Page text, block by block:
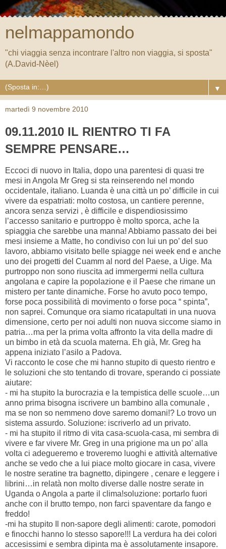
nelmappamondo
"chi viaggia senza incontrare l'altro non viaggia, si sposta"
(A.David-Nèel)
▼
martedì 9 novembre 2010
09.11.2010 IL RIENTRO TI FA
SEMPRE PENSARE…
Eccoci di nuovo in Italia, dopo una parentesi di quasi tre
mesi in Angola Mr Greg si sta reinserendo nel mondo
occidentale, italiano. Luanda è una città un po’ difficile in cui
vivere da espatriati: molto costosa, un cantiere perenne,
ancora senza servizi , è difficile e dispendiosissimo
l’accesso sanitario e purtroppo è molto sporca, ache la
spiaggia che sarebbe una manna! Abbiamo passato dei bei
mesi insieme a Matte, ho condiviso con lui un po’ del suo
lavoro, abbiamo visitato belle spiagge nei week end e anche
uno dei progetti del Cuamm al nord del Paese, a Uige. Ma
purtroppo non sono riuscita ad immergermi nella cultura
angolana e capire la popolazione e il Paese che rimane un
mistero per tante dinamiche. Forse ho avuto poco tempo,
forse poca possibilità di movimento o forse poca “ spinta”,
non saprei. Comunque ora siamo ricatapultati in una nuova
dimensione, certo per noi adulti non nuova siccome siamo in
patria…ma per la prima volta affronto la vita della madre di
un bimbo in età da scuola materna. Eh già, Mr. Greg ha
appena iniziato l’asilo a Padova.
Vi racconto le cose che mi hanno stupito di questo rientro e
le soluzioni che sto tentando di trovare, sperando ci possiate
aiutare:
- mi ha stupito la burocrazia e la tempistica delle scuole…un
anno prima bisogna iscrivere un bambino alla comunale ,
ma se non so nemmeno dove saremo domani!? Lo trovo un
sistema assurdo. Soluzione: iscriverlo ad un privato.
- mi ha stupito il ritmo di vita casa-scuola-casa, mi sembra di
vivere e far vivere Mr. Greg in una prigione ma un po’ alla
volta ci adegueremo e troveremo luoghi e attività alternative
anche se vedo che a lui piace molto giocare in casa, vivere
le nostre seratine tra bagnetto, dipingere , cenare e leggere i
librini…in relatà non molto diverse dalle nostre serate in
Uganda o Angola a parte il clima!soluzione: portarlo fuori
anche con il brutto tempo, non farci spaventare da fango e
freddo!
-mi ha stupito Il non-sapore degli alimenti: carote, pomodori
e finocchi hanno lo stesso sapore!!! La verdura ha dei colori
accesissimi e sembra dipinta ma è assolutamente insapore.